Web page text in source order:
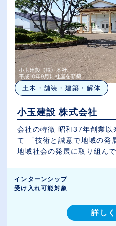
土木・舗装・建築・解体
小玉建設 株式会社
会社の特徴 昭和37年創業以
て 「技術と誠意で地域の発
地域社会の発展に取り組ん
インターンシップ
受け入れ可能対象
詳し